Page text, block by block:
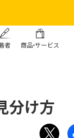
者 商品・サービス
分け方